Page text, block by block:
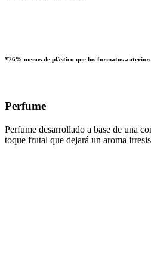
*76% menos de plástico que los formatos
Perfume
Perfume desarrollado a base de una
toque frutal que dejará un aroma